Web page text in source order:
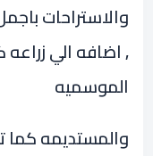
والاستراحات
, اضافه الي زراعه
الموسميه
والمستديمه